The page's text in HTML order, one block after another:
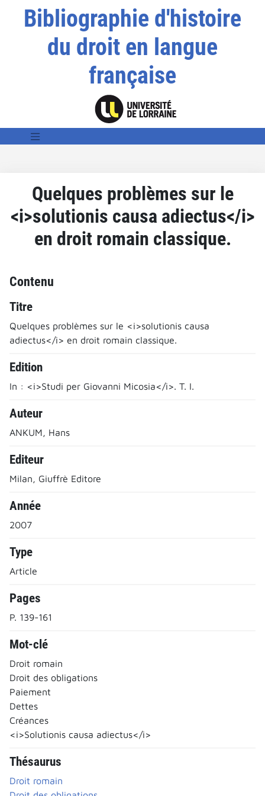
Bibliographie d'histoire
du droit en langue
française
Quelques problèmes sur le
<i>solutionis causa adiectus</i>
en droit romain classique.
Contenu
Titre
Quelques problèmes sur le <i>solutionis causa
adiectus</i> en droit romain classique.
Edition
In : <i>Studi per Giovanni Micosia</i>. T. I.
Auteur
ANKUM, Hans
Editeur
Milan, Giuffrè Editore
Année
2007
Type
Article
Pages
P. 139-161
Mot-clé
Droit romain
Droit des obligations
Paiement
Dettes
Créances
<i>Solutionis causa adiectus</i>
Thésaurus
Droit romain